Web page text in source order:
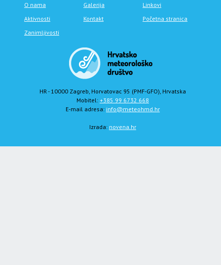
O nama Galerija
Linkovi
Aktivnosti
Kontakt
Početna stranica
Zanimljivosti
HR - 10000 Zagreb, Horvatovac 95 (PMF-GFO), Hrvatska
Mobitel: +385 99 6732 668
E-mail adresa: info@meteohmd.hr
Izrada: novena.hr